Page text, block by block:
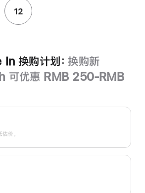
12
换购计划： 换购新
可优惠 RMB 250-RMB
价。